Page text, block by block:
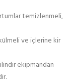
temizlenmeli,
ve içlerine kir
ekipmandan